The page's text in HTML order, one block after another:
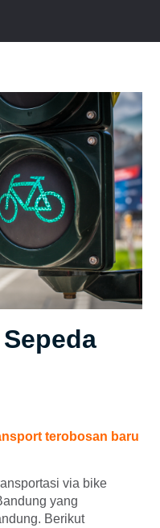
terobosan baru
via bike
yang
Berikut